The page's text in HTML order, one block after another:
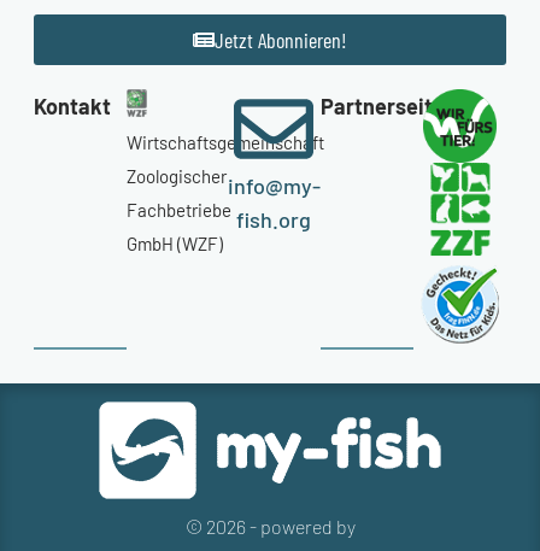
Jetzt Abonnieren!
Kontakt
Wirtschaftsgemeinschaft
Zoologischer
Fachbetriebe
GmbH (WZF)
info@my-
fish.org
Partnerseiten
© 2026 - powered by